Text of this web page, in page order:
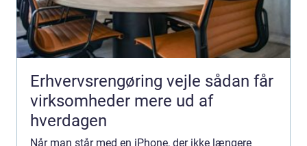
Erhvervsrengøring vejle sådan får
virksomheder mere ud af
hverdagen
Når man står med en iPhone, der ikke længere